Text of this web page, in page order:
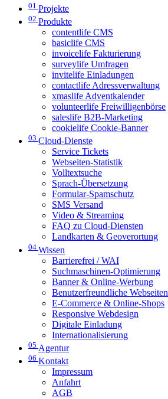
01 Projekte
02 Produkte
contentlife CMS
basiclife CMS
invoicelife Fakturierung
surveylife Umfragen
invitelife Einladungen
contactlife Adressverwaltung
xmaslife Adventkalender
volunteerlife Freiwilligenbörse
saleslife B2B-Marketing
cookielife Cookie-Banner
03 Cloud-Dienste
Service Tickets
Webseiten-Statistik
Volltextsuche
Sprach-Übersetzung
Formular-Spamschutz
SMS Versand
Video & Streaming
FAQ zu Cloud-Diensten
Landkarten & Geoverortung
04 Wissen
Barrierefrei / WAI
Suchmaschinen-Optimierung
Banner & Online-Werbung
Benutzerfreundliche Webseiten
E-Commerce & Online-Shops
Responsive Webdesign
Digitale Einladung
Internationalisierung
05 Agentur
06 Kontakt
Impressum
Anfahrt
AGB